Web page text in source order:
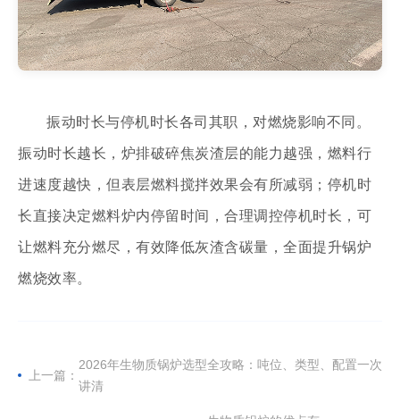
振动时长与停机时长各司其职，对燃烧影响不同。
振动时长越长，炉排破碎焦炭渣层的能力越强，燃料行
进速度越快，但表层燃料搅拌效果会有所减弱；停机时
长直接决定燃料炉内停留时间，合理调控停机时长，可
让燃料充分燃尽，有效降低灰渣含碳量，全面提升锅炉
燃烧效率。
上一篇：
2026年生物质锅炉选型全攻略：吨位、类型、配置一次
讲清